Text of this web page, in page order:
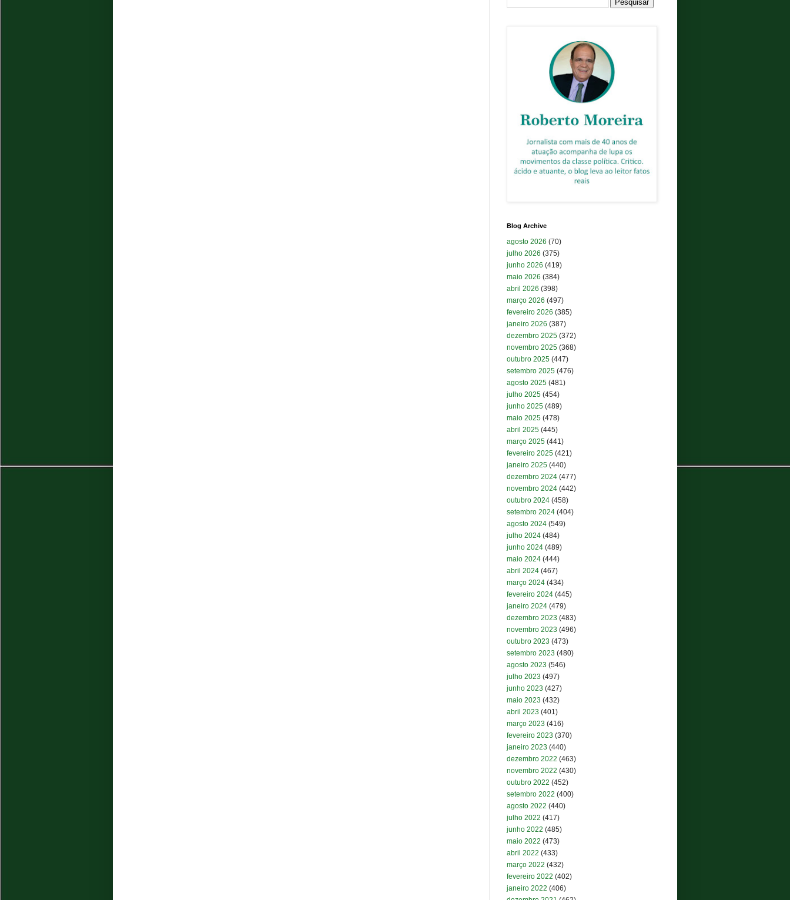
Blog Archive
agosto 2026 (70)
julho 2026 (375)
junho 2026 (419)
maio 2026 (384)
abril 2026 (398)
março 2026 (497)
fevereiro 2026 (385)
janeiro 2026 (387)
dezembro 2025 (372)
novembro 2025 (368)
outubro 2025 (447)
setembro 2025 (476)
agosto 2025 (481)
julho 2025 (454)
junho 2025 (489)
maio 2025 (478)
abril 2025 (445)
março 2025 (441)
fevereiro 2025 (421)
janeiro 2025 (440)
dezembro 2024 (477)
novembro 2024 (442)
outubro 2024 (458)
setembro 2024 (404)
agosto 2024 (549)
julho 2024 (484)
junho 2024 (489)
maio 2024 (444)
abril 2024 (467)
março 2024 (434)
fevereiro 2024 (445)
janeiro 2024 (479)
dezembro 2023 (483)
novembro 2023 (496)
outubro 2023 (473)
setembro 2023 (480)
agosto 2023 (546)
julho 2023 (497)
junho 2023 (427)
maio 2023 (432)
abril 2023 (401)
março 2023 (416)
fevereiro 2023 (370)
janeiro 2023 (440)
dezembro 2022 (463)
novembro 2022 (430)
outubro 2022 (452)
setembro 2022 (400)
agosto 2022 (440)
julho 2022 (417)
junho 2022 (485)
maio 2022 (473)
abril 2022 (433)
março 2022 (432)
fevereiro 2022 (402)
janeiro 2022 (406)